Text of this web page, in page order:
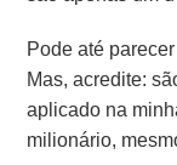
Pode até
Mas, acredite:
aplicado na
milionário,